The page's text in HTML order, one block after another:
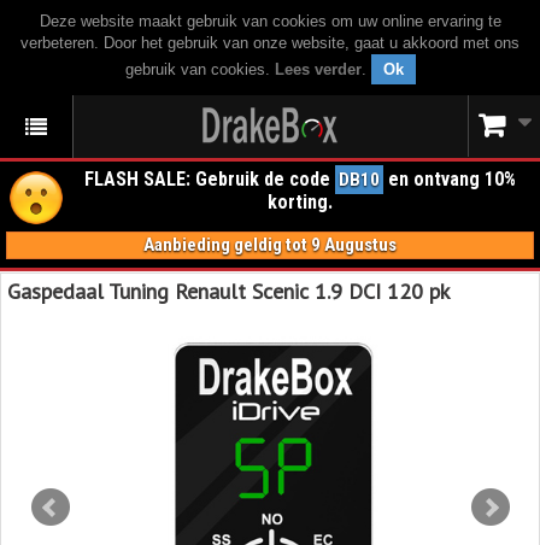
Deze website maakt gebruik van cookies om uw online ervaring te
verbeteren. Door het gebruik van onze website, gaat u akkoord met ons
gebruik van cookies. Lees verder. Ok
FLASH SALE: Gebruik de code DB10 en ontvang 10%
korting.
Aanbieding geldig tot 9 Augustus
Gaspedaal Tuning Renault Scenic 1.9 DCI 120 pk